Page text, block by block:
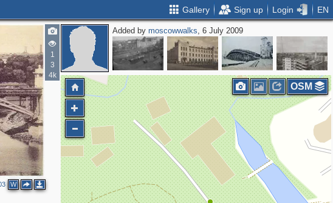
Gallery Sign up Login EN
1
3
4k
W
Added bymoscowwalks, 6 July 2009
OSM